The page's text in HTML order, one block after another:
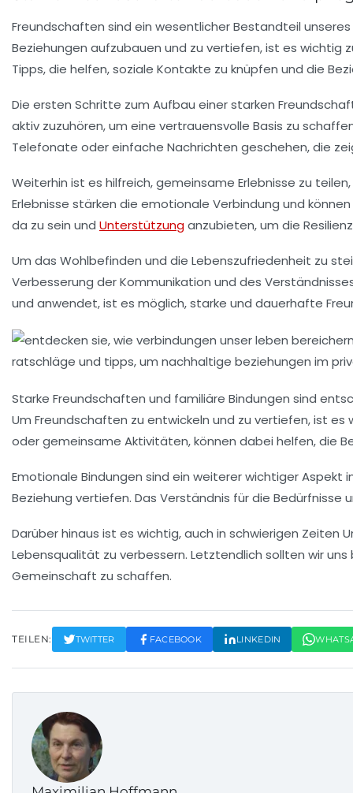
Freundschaften sind ein wesentlicher Bestandteil
Beziehungen aufzubauen und zu vertiefen, ist es wichtig
Tipps, die helfen, soziale Kontakte zu knüpfen und die
Die ersten Schritte zum Aufbau einer starken
aktiv zuzuhören, um eine vertrauensvolle Basis zu
Telefonate oder einfache Nachrichten geschehen, die
Weiterhin ist es hilfreich, gemeinsame Erlebnisse zu
Erlebnisse stärken die emotionale Verbindung und
da zu sein und Unterstützunganzubieten, um die
Um das Wohlbefinden und die Lebenszufriedenheit zu
Verbesserung der Kommunikation und des
und anwendet, ist es möglich,starke und dauerhafte
Starke Freundschaften und familiäre Bindungen sind
Um Freundschaften zu entwickeln und zu vertiefen, ist
oder gemeinsame Aktivitäten, können dabei helfen, die
Emotionale Bindungen sind ein weiterer wichtiger Aspekt
Beziehung vertiefen. Das Verständnis für die
Darüber hinaus ist es wichtig, auch in schwierigen Zeiten
Lebensqualität zu verbessern. Letztendlich sollten wir
Gemeinschaft zu schaffen.
TEILEN: TWITTER FACEBOOK LINKEDIN